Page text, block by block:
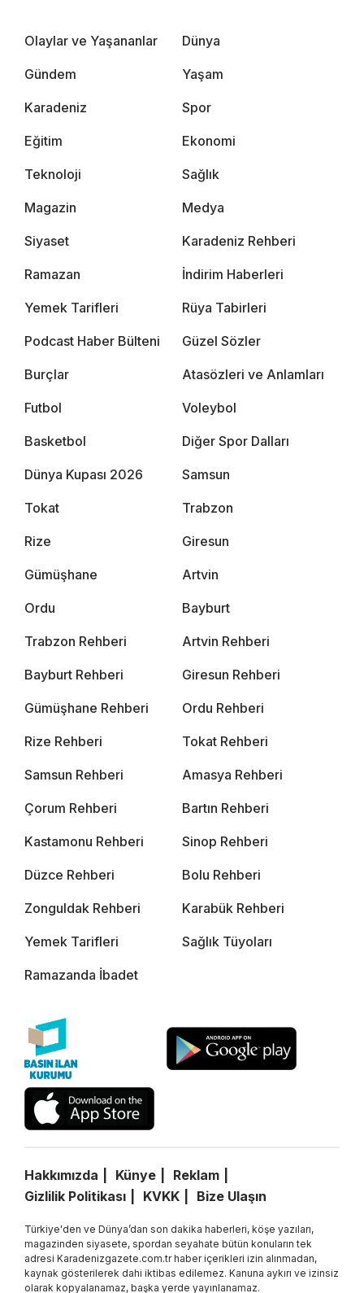
Olaylar ve Yaşananlar Dünya
Gündem Yaşam
Karadeniz Spor
Eğitim Ekonomi
Teknoloji Sağlık
Magazin Medya
Siyaset Karadeniz Rehberi
Ramazan İndirim Haberleri
Yemek Tarifleri Rüya Tabirleri
Podcast Haber Bülteni Güzel Sözler
Burçlar Atasözleri ve Anlamları
Futbol Voleybol
Basketbol Diğer Spor Dalları
Dünya Kupası 2026 Samsun
Tokat Trabzon
Rize Giresun
Gümüşhane Artvin
Ordu Bayburt
Trabzon Rehberi Artvin Rehberi
Bayburt Rehberi Giresun Rehberi
Gümüşhane Rehberi Ordu Rehberi
Rize Rehberi Tokat Rehberi
Samsun Rehberi Amasya Rehberi
Çorum Rehberi Bartın Rehberi
Kastamonu Rehberi Sinop Rehberi
Düzce Rehberi Bolu Rehberi
Zonguldak Rehberi Karabük Rehberi
Yemek Tarifleri Sağlık Tüyoları
Ramazanda İbadet
Hakkımızda Künye
Reklam
Gizlilik Politikası
KVKK Bize Ulaşın
Türkiye'den ve Dünya’dan son dakika haberleri, köşe yazıları,
magazinden siyasete, spordan seyahate bütün konuların tek
adresi Karadenizgazete.com.tr haber içerikleri izin alınmadan,
kaynak gösterilerek dahi iktibas edilemez. Kanuna aykırı ve izinsiz
olarak kopyalanamaz, başka yerde yayınlanamaz.